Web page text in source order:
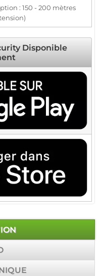
: 150 - 200 mètres
Disponible